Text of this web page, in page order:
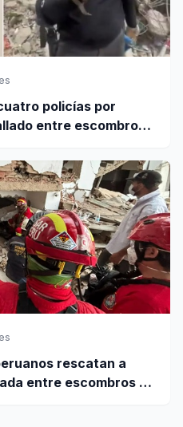
policías por
entre escombros
rescatan a
entre escombros de